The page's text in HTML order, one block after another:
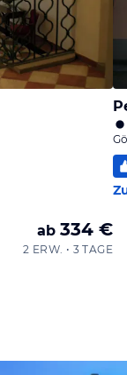
ab 334 €
2 ERW. • 3 TAGE